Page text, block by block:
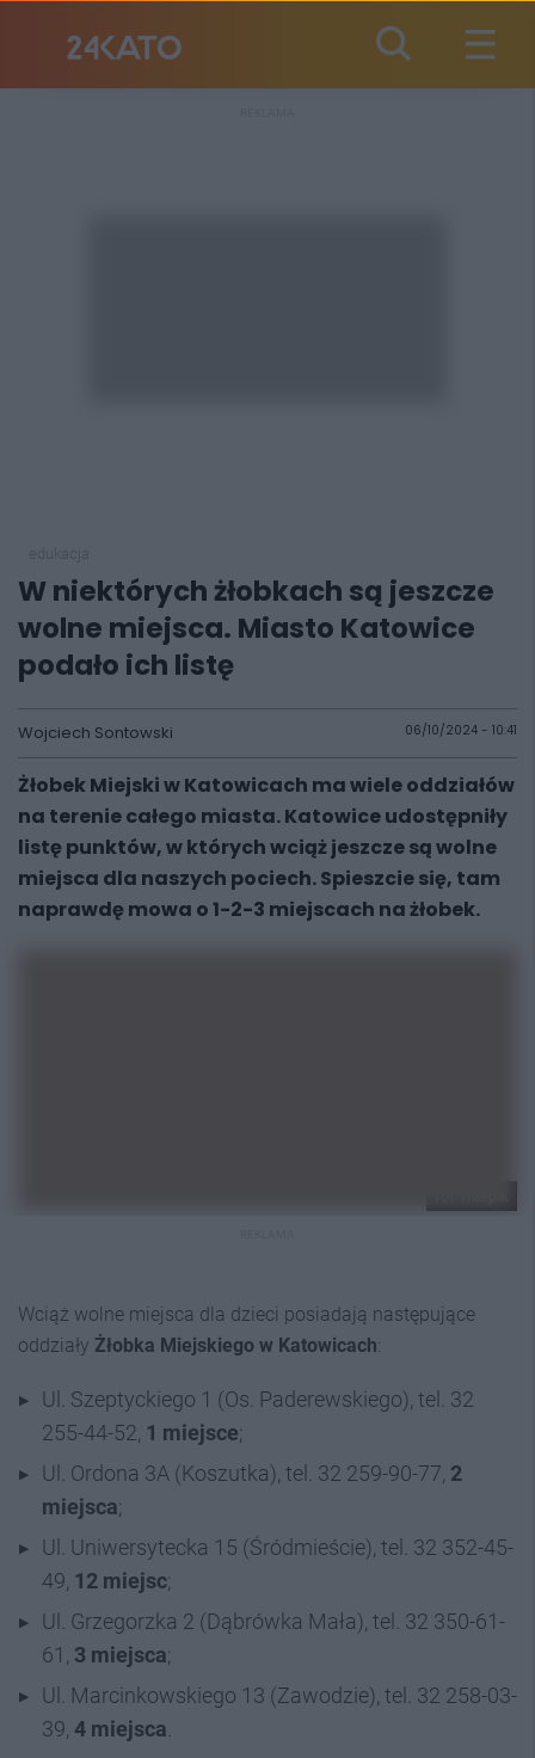
W niektórych żłobkach są jeszcze
wolne miejsca. Miasto Katowice
podało ich listę
Wojciech Sontowski 06/10/2024 - 10:41
Żłobek Miejski w Katowicach ma wiele oddziałów
na terenie całego miasta. Katowice udostępniły
listę punktów, w których wciąż jeszcze są wolne
miejsca dla naszych pociech. Spieszcie się, tam
naprawdę mowa o 1-2-3 miejscach na żłobek.
Wciąż wolne miejsca dla dzieci posiadają następujące
oddziały Żłobka Miejskiego w Katowicach:
Ul. Szeptyckiego 1 (Os. Paderewskiego), tel. 32
255-44-52, 1 miejsce;
Ul. Ordona 3A (Koszutka), tel. 32 259-90-77, 2
miejsca;
Ul. Uniwersytecka 15 (Śródmieście), tel. 32 352-45-
49, 12 miejsc;
Ul. Grzegorzka 2 (Dąbrówka Mała), tel. 32 350-61-
61, 3 miejsca;
Ul. Marcinkowskiego 13 (Zawodzie), tel. 32 258-03-
39, 4 miejsca